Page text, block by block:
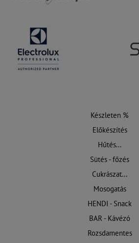
Készleten %
Előkészítés
Hűtés...
Sütés - főzés
Cukrászat...
Mosogatás
HENDI - Snack
BAR - Kávézó
Rozsdamentes